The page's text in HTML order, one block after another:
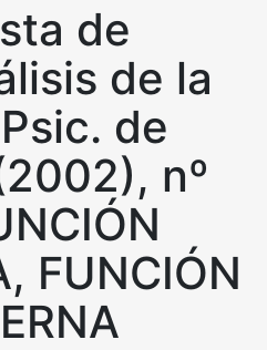
de
de la
de
nº
FUNCIÓN